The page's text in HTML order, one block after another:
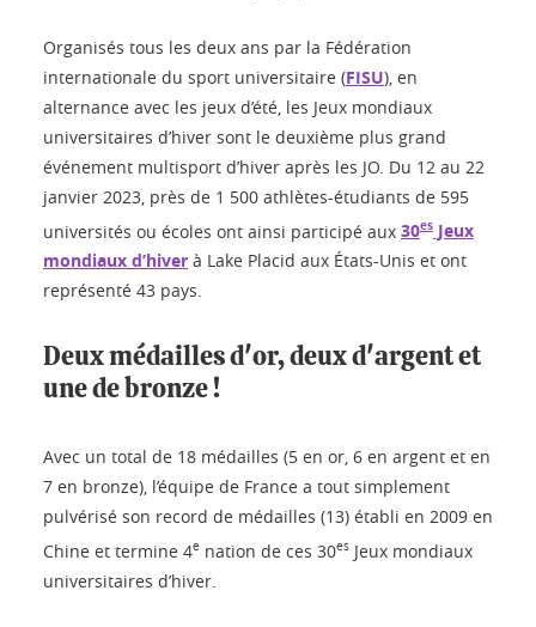
Organisés tous les deux ans par la Fédération
internationale du sport universitaire (FISU), en
alternance avec les jeux d’été, les Jeux mondiaux
universitaires d’hiver sont le deuxième plus grand
événement multisport d’hiver après les JO. Du 12 au 22
janvier 2023, près de 1 500 athlètes-étudiants de 595
universités ou écoles ont ainsi participé aux 30es Jeux
mondiaux d’hiver à Lake Placid aux États-Unis et ont
représenté 43 pays.
Deux médailles d'or, deux d'argent et
une de bronze !
Avec un total de 18 médailles (5 en or, 6 en argent et en
7 en bronze), l’équipe de France a tout simplement
pulvérisé son record de médailles (13) établi en 2009 en
Chine et termine 4e nation de ces 30es Jeux mondiaux
universitaires d’hiver.